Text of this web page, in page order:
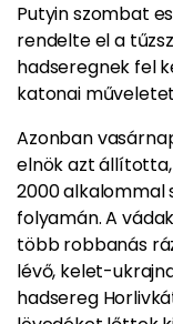
Putyin szombat
rendelte el a
hadseregnek fel
katonai
Azonban
elnök azt
2000
folyamán. A
több robbanás
lévő, kelet-
hadsereg